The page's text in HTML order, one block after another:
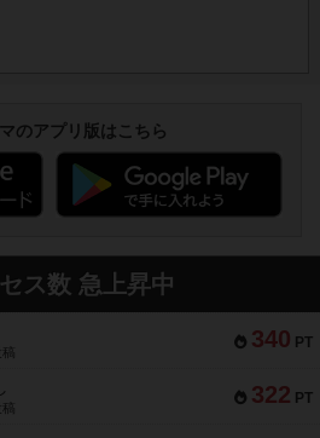
のアプリ版はこちら
ス数 急上昇中
340 PT
322 PT